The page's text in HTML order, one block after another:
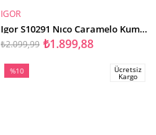
SEPETE EKLE
IGOR
Igor S10291 Nıco Caramelo Kum Günlük Erkek Çocuk Sandalet
₺1.899,88
₺2.099,99
%10
Ücretsiz
Kargo